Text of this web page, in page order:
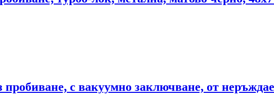
пробиване, с вакуумно заключване, от